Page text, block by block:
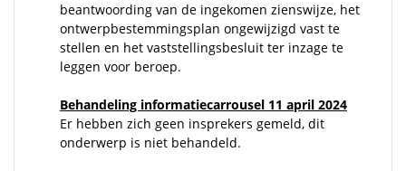
beantwoording van de ingekomen zienswijze, het
ontwerpbestemmingsplan ongewijzigd vast te
stellen en het vaststellingsbesluit ter inzage te
leggen voor beroep.
Behandeling informatiecarrousel 11 april 2024
Er hebben zich geen insprekers gemeld, dit
onderwerp is niet behandeld.